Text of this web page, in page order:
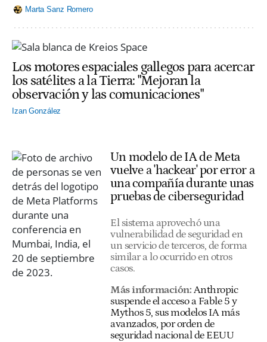
Marta Sanz Romero
Los motores espaciales gallegos para acercar
los satélites a la Tierra: "Mejoran la
observación y las comunicaciones"
Izan González
Un modelo de IA de Meta
vuelve a 'hackear' por error a
una compañía durante unas
pruebas de ciberseguridad
El sistema aprovechó una
vulnerabilidad de seguridad en
un servicio de terceros, de forma
similar a lo ocurrido en otros
casos.
Más información: Anthropic
suspende el acceso a Fable 5 y
Mythos 5, sus modelos IA más
avanzados, por orden de
seguridad nacional de EEUU